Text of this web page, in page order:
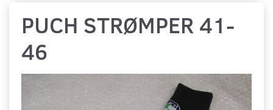
PUCH STRØMPER 41-
46